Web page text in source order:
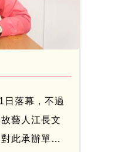
日落幕，不過
藝人江長文
此承辦單位